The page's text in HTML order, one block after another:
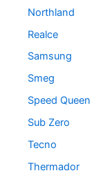
Northland
Realce
Samsung
Smeg
Speed Queen
Sub Zero
Tecno
Thermador